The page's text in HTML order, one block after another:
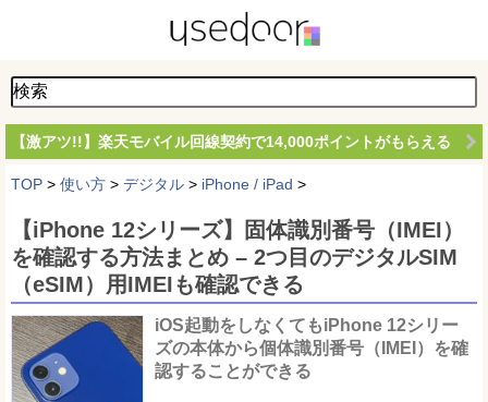
【激アツ!!】楽天モバイル回線契約で14,000ポイントがもらえる
TOP > 使い方 > デジタル > iPhone / iPad >
【iPhone 12シリーズ】固体識別番号（IMEI）
を確認する方法まとめ – 2つ目のデジタルSIM
（eSIM）用IMEIも確認できる
iOS起動をしなくてもiPhone 12シリー
ズの本体から個体識別番号（IMEI）を確
認することができる